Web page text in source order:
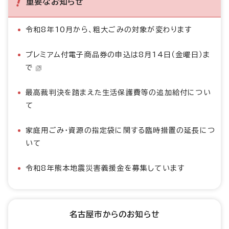
令和8年10月から、粗大ごみの対象が変わります
プレミアム付電子商品券の申込は8月14日（金曜日）ま
で
最高裁判決を踏まえた生活保護費等の追加給付につい
て
家庭用ごみ・資源の指定袋に関する臨時措置の延長につ
いて
令和8年熊本地震災害義援金を募集しています
名古屋市からのお知らせ